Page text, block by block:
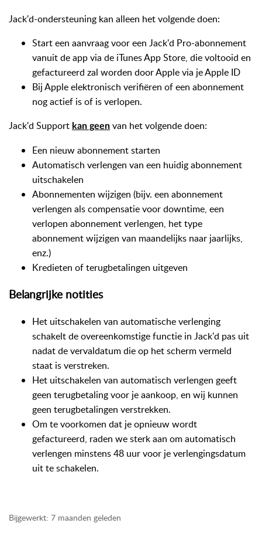
Jack'd-ondersteuning kan alleen het volgende doen:
Start een aanvraag voor een Jack'd Pro-abonnement
vanuit de app via de iTunes App Store, die voltooid en
gefactureerd zal worden door Apple via je Apple ID
Bij Apple elektronisch verifiëren of een abonnement
nog actief is of is verlopen.
Jack'd Support kan geen van het volgende doen:
Een nieuw abonnement starten
Automatisch verlengen van een huidig abonnement
uitschakelen
Abonnementen wijzigen (bijv. een abonnement
verlengen als compensatie voor downtime, een
verlopen abonnement verlengen, het type
abonnement wijzigen van maandelijks naar jaarlijks,
enz.)
Kredieten of terugbetalingen uitgeven
Belangrijke notities
Het uitschakelen van automatische verlenging
schakelt de overeenkomstige functie in Jack'd pas uit
nadat de vervaldatum die op het scherm vermeld
staat is verstreken.
Het uitschakelen van automatisch verlengen geeft
geen terugbetaling voor je aankoop, en wij kunnen
geen terugbetalingen verstrekken.
Om te voorkomen dat je opnieuw wordt
gefactureerd, raden we sterk aan om automatisch
verlengen minstens 48 uur voor je verlengingsdatum
uit te schakelen.
Bijgewerkt: 7 maanden geleden